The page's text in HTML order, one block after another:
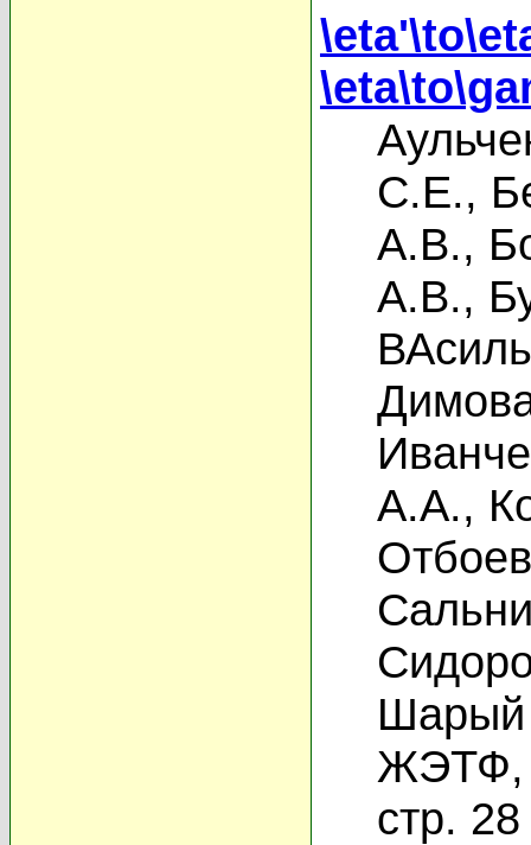
С.Е.,
А.В.,
А.В.,
А.А.,
ЖЭТФ,
стр. 28